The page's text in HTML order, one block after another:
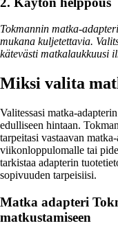
Tokmannin matka-
mukana kuljetettavia.
kätevästi matkalaukkuusi
Miksi valita
Valitessasi matka-
edulliseen hintaan.
tarpeitasi vastaavan
viikonloppulomalle tai
tarkistaa adapterin
sopivuuden tarpeisiisi.
Matka adapteri
matkustamiseen